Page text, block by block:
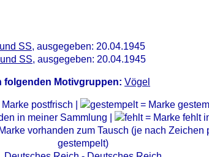
SS, ausgegeben: 20.04.1945
SS, ausgegeben: 20.04.1945
folgenden Motivgruppen: Vögel
Marke postfrisch |
= Marke
in meiner Sammlung |
= Marke fehlt
vorhanden zum Tausch (je nach Zeichen
gestempelt)